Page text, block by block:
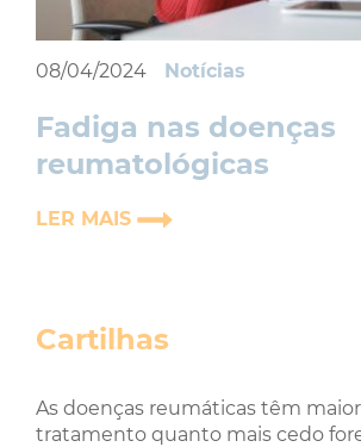
08/04/2024 Notícias
Fadiga nas doenças
reumatológicas
LER MAIS
Cartilhas
As doenças reumáticas têm
tratamento quanto mais cedo